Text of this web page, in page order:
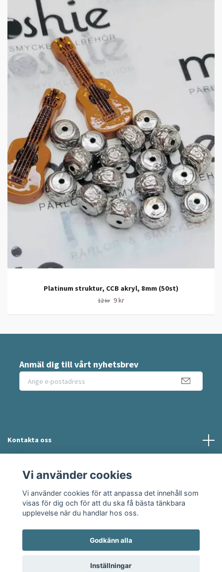
Platinum struktur, CCB akryl, 8mm (50st)
12 kr 9 kr
Anmäl dig till vårt nyhetsbrev
Kontakta oss
Sociala medier
© 2026 Moshie
Vi använder cookies
Vi använder cookies för att anpassa det innehåll som
visas för dig och för att du ska få bästa tänkbara
upplevelse när du handlar hos oss.
Godkänn alla
Inställningar